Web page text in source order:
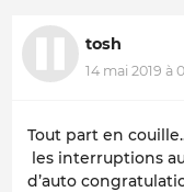
tosh
14 mai 2019 à
Tout part en
les interruptions
d’auto